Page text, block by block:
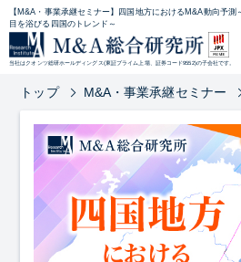
【M&A・事業承継セミナー】四国地方におけるM&A動向予
目を浴びる四国のトレンド～
当社はクオンツ総研ホールディングス(東証プライム上場、証券コード9552)の子会社です。
トップ M&A・事業承継セミナー